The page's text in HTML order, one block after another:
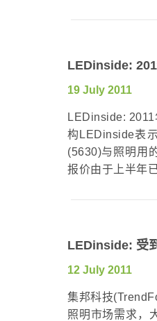
LEDinside:
19 July 2011
LEDinside:
构LEDinside表
(5630)与照明用
报价由于上半年
LEDinside: 受
12 July 2011
集邦科技
照明市场需求，